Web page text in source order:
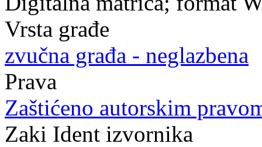
Vrsta građe
zvučna građa - neglazbena
Prava
Zaštićeno autorskim
Zaki Ident izvornika